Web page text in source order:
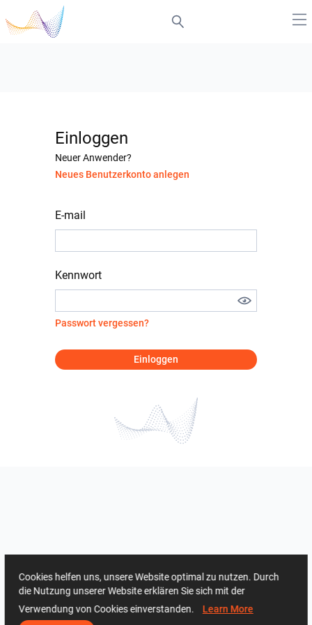
Einloggen
Neuer Anwender?
Neues Benutzerkonto anlegen
E-mail
Kennwort
Passwort vergessen?
Einloggen
Cookies helfen uns, unsere Website optimal zu nutzen. Durch
die Nutzung unserer Website erklären Sie sich mit der
Verwendung von Cookies einverstanden. Learn More